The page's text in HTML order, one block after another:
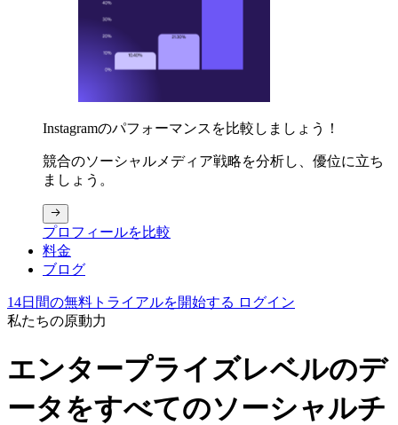
Instagramのパフォーマンスを比較しましょう！
競合のソーシャルメディア戦略を分析し、優位に立ち
ましょう。
プロフィールを比較
料金
ブログ
14日間の無料トライアルを開始する ログイン
私たちの原動力
エンタープライズレベルのデ
ータ をすべてのソーシャルチ